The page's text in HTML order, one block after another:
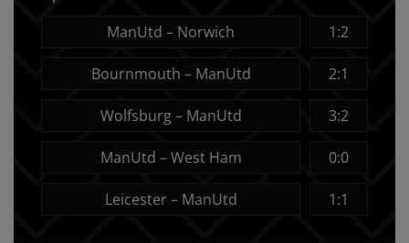
ManUtd – Norwich 1:2
Bournmouth – ManUtd 2:1
Wolfsburg – ManUtd 3:2
ManUtd – West Ham 0:0
Leicester – ManUtd 1:1